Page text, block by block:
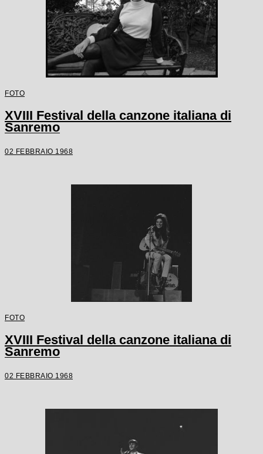
FOTO
XVIII Festival della canzone italiana di
Sanremo
02 FEBBRAIO 1968
FOTO
XVIII Festival della canzone italiana di
Sanremo
02 FEBBRAIO 1968